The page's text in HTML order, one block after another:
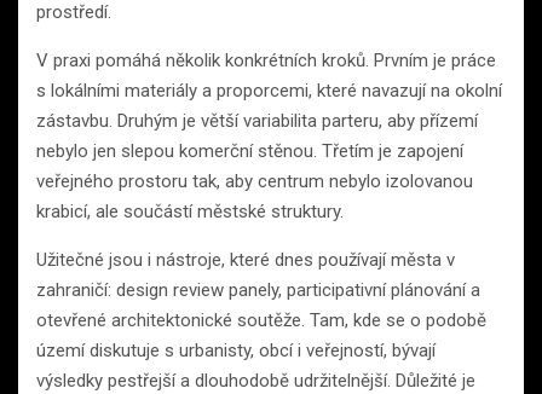
prostředí.
V praxi pomáhá několik konkrétních kroků. Prvním je práce
s lokálními materiály a proporcemi, které navazují na okolní
zástavbu. Druhým je větší variabilita parteru, aby přízemí
nebylo jen slepou komerční stěnou. Třetím je zapojení
veřejného prostoru tak, aby centrum nebylo izolovanou
krabicí, ale součástí městské struktury.
Užitečné jsou i nástroje, které dnes používají města v
zahraničí: design review panely, participativní plánování a
otevřené architektonické soutěže. Tam, kde se o podobě
území diskutuje s urbanisty, obcí i veřejností, bývají
výsledky pestřejší a dlouhodobě udržitelnější. Důležité je